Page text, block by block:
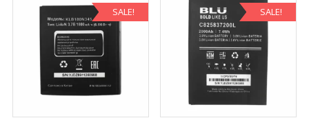
SALE! SALE!